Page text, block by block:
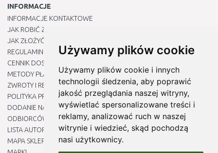
Używamy plików cookie
Używamy plików cookie i innych
technologii śledzenia, aby poprawić
jakość przeglądania naszej witryny,
wyświetlać spersonalizowane treści i
reklamy, analizować ruch w naszej
witrynie i wiedzieć, skąd pochodzą
nasi użytkownicy.
INFORMACJE
INFORMACJE KONTAKTOWE
JAK ROBIĆ ZAKUPY ?
JAK ZŁOŻYĆ REKLAMACJĘ
REGULAMIN
CENNIK DOSTAWY
METODY PŁATNOŚCI
ZWROTY I REKLAMACJE PRODUKTÓW
POLITYKA PRYWATNOŚCI
DODANIE NASZYCH ADRESÓW E-MAIL DO LISTY ZAUFANYCH
ODBIORCÓW
LISTA AUTORYZOWANYCH CENTRÓW SERWISOWYCH
MAPA SKLEPU